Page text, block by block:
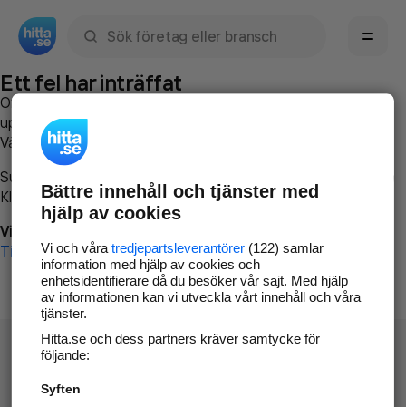
Ett fel har inträffat
Om du vill kan du
uppstod så att vi lättare och snabbare kan avhjälpa det.
Vänligen försök med följande:
Surfa till
Klicka påTillbaka-knappen i webbläsaren och försök igen
Vi beklagar besväret!
Till startsidan
Hitta.se - Gratis nummerupplysning.
Bättre innehåll och tjänster med
hjälp av cookies
Vi och våra tredjepartsleverantörer(122) samlar
information med hjälp av cookies och
enhetsidentifierare då du besöker vår sajt. Med hjälp
av informationen kan vi utveckla vårt innehåll och våra
tjänster.
Hitta.se och dess partners kräver samtycke för
följande:
Syften